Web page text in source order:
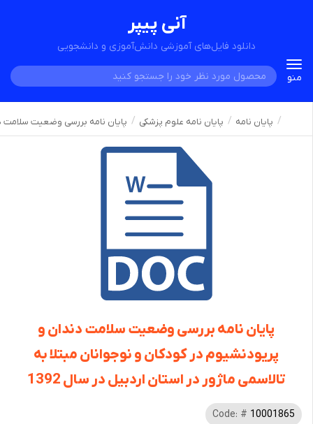
آنی پیپر
دانلود فایل‌های آموزشی دانش‌آموزی و دانشجویی
Toggle
navigation
منو
پایان نامه پایان نامه علوم پزشکی پایان نامه بررسی وضعیت سلامت
پایان نامه بررسی وضعیت سلامت دندان و
پریودنشیوم در کودکان و نوجوانان مبتلا به
تالاسمی ماژور در استان اردبیل در سال 1392
Code: # 10001865